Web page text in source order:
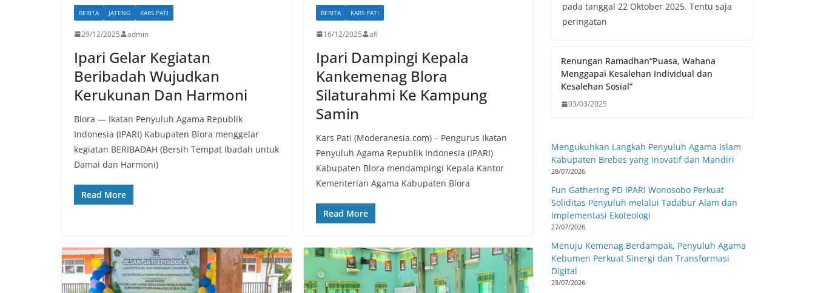
BERITA JATENG KARS PATI
29/12/2025 admin
Ipari Gelar Kegiatan
Beribadah Wujudkan
Kerukunan Dan Harmoni
Blora — Ikatan Penyuluh Agama Republik
Indonesia (IPARI) Kabupaten Blora menggelar
kegiatan BERIBADAH (Bersih Tempat Ibadah untuk
Damai dan Harmoni)
Read More
BERITA KARS PATI
16/12/2025 afi
Ipari Dampingi Kepala
Kankemenag Blora
Silaturahmi Ke Kampung
Samin
Kars Pati (Moderanesia.com) – Pengurus Ikatan
Penyuluh Agama Republik Indonesia (IPARI)
Kabupaten Blora mendampingi Kepala Kantor
Kementerian Agama Kabupaten Blora
Read More
pada tanggal 22 Oktober 2025. Tentu saja
peringatan
Renungan Ramadhan“Puasa, Wahana
Menggapai Kesalehan Individual dan
Kesalehan Sosial”
03/03/2025
Mengukuhkan Langkah Penyuluh Agama Islam
Kabupaten Brebes yang Inovatif dan Mandiri
28/07/2026
Fun Gathering PD IPARI Wonosobo Perkuat
Soliditas Penyuluh melalui Tadabur Alam dan
Implementasi Ekoteologi
27/07/2026
Menuju Kemenag Berdampak, Penyuluh Agama
Kebumen Perkuat Sinergi dan Transformasi
Digital
23/07/2026